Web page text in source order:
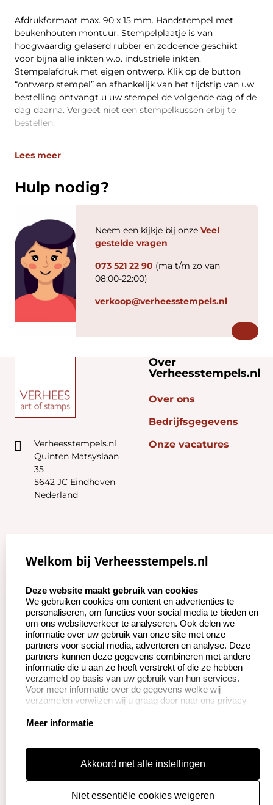
Afdrukformaat max. 90 x 15 mm. Handstempel met
beukenhouten montuur. Stempelplaatje is van
hoogwaardig gelaserd rubber en zodoende geschikt
voor bijna alle inkten w.o. industriële inkten.
Stempelafdruk met eigen ontwerp. Klik op de button
“ontwerp stempel” en afhankelijk van het tijdstip van uw
bestelling ontvangt u uw stempel de volgende dag of de
dag daarna. Vergeet niet een stempelkussen erbij te
bestellen.
Lees meer
Hulp nodig?
Neem een kijkje bij onze Veel
gestelde vragen
073 521 22 90 (ma t/m zo van
08:00-22:00)
verkoop@verheesstempels.nl
Verheesstempels.nl
Quinten Matsyslaan
35
5642 JC Eindhoven
Nederland
Over
Verheesstempels.nl
Over ons
Bedrijfsgegevens
Onze vacatures
Zakelijk:
Betaling &
Verzending
Wederverkoper
worden
Klantenservice:
Veel gestelde vragen
Herroepingsrecht
Retourneren
Productinformatie:
Instructie voor
Aanleverspecificaties
Safety Sheets
Welkom bij Verheesstempels.nl
Deze website maakt gebruik van cookies
We gebruiken cookies om content en advertenties te
personaliseren, om functies voor social media te bieden en
om ons websiteverkeer te analyseren. Ook delen we
informatie over uw gebruik van onze site met onze
partners voor social media, adverteren en analyse. Deze
partners kunnen deze gegevens combineren met andere
informatie die u aan ze heeft verstrekt of die ze hebben
verzameld op basis van uw gebruik van hun services.
Voor meer informatie over de gegevens welke wij
verzamelen verwijzen wij u graag door naar ons privacy
Meer informatie
Akkoord met alle instellingen
Niet essentiële cookies weigeren